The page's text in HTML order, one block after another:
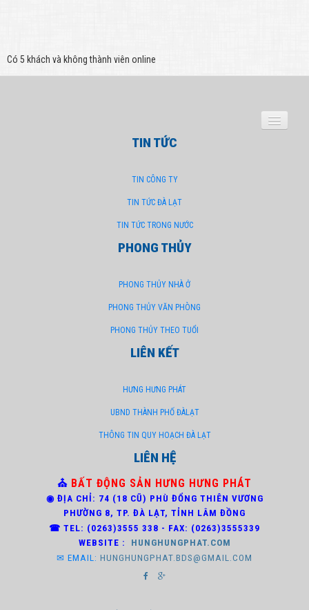
Có 5 khách và không thành viên online
CÔNG TY
TRANG CHỦ
HÌNH ẢNH CÔNG TY
TUYỂN DỤNG
TIN TỨC
TIN CÔNG TY
TIN TỨC ĐÀ LẠT
TIN TỨC TRONG NƯỚC
PHONG THỦY
PHONG THỦY NHÀ Ở
PHONG THỦY VĂN PHÒNG
PHONG THỦY THEO TUỔI
LIÊN KẾT
HƯNG HƯNG PHÁT
UBND THÀNH PHỐ ĐÀLẠT
THÔNG TIN QUY HOẠCH ĐÀ LẠT
LIÊN HỆ
⛪ BẤT ĐỘNG SẢN HƯNG HƯNG PHÁT
◉ ĐỊA CHỈ: 74 (18 CŨ) PHÙ ĐỔNG THIÊN VƯƠNG
PHƯỜNG 8, TP. ĐÀ LẠT, TỈNH LÂM ĐỒNG
☎ TEL: (0263)3555 338 - FAX: (0263)3555339
WEBSITE : HUNGHUNGPHAT.COM
✉ EMAIL: HUNGHUNGPHAT.BDS@GMAIL.COM